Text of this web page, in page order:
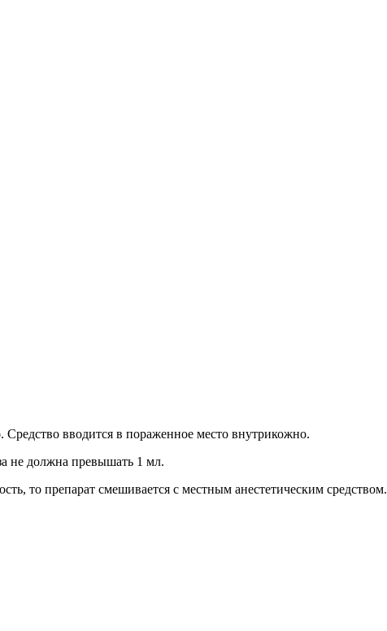
вводится в пораженное место внутрикожно.
не должна превышать 1 мл.
то препарат смешивается с местным анестетическим средством.